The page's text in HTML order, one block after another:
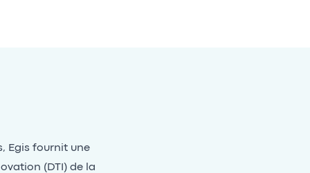
Egis fournit une
(DTI) de la